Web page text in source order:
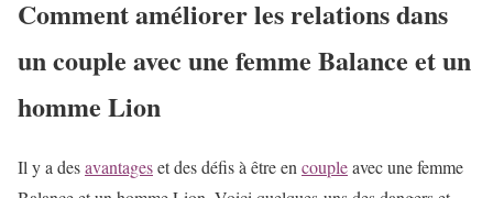
Comment améliorer les relations dans
un couple avec une femme Balance et un
homme Lion
Il y a desavantageset des défis à être en coupleavec une femme